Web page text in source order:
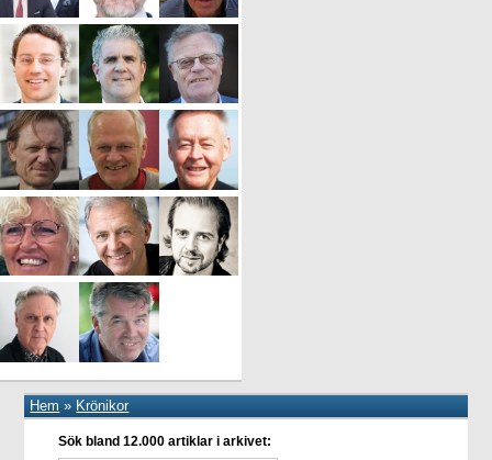
Hem » Krönikor
Sök bland 12.000 artiklar i arkivet: